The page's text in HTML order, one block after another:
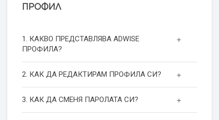
ПРОФИЛ
1. КАКВО ПРЕДСТАВЛЯВА ADWISE
ПРОФИЛА?
2. КАК ДА РЕДАКТИРАМ ПРОФИЛА СИ?
3. КАК ДА СМЕНЯ ПАРОЛАТА СИ?